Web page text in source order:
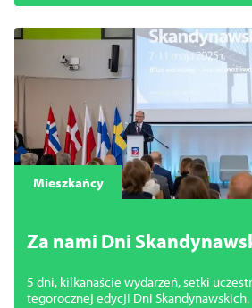
Mieszkańcy
Za nami Dni
5 dni, kilkanaście wydarzeń, setki
tegorocznej edycji Dni Skandynawskich.